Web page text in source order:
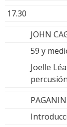
17.30
JOHN
59 y
Joelle
percusión